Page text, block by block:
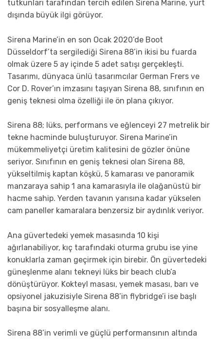
tutkunları tarafından tercih edilen Sirena Marine, yurt
dışında büyük ilgi görüyor.
Sirena Marine’in en son Ocak 2020’de Boot
Düsseldorf’ta sergilediği Sirena 88’in ikisi bu fuarda
olmak üzere 5 ay içinde 5 adet satışı gerçekleşti.
Tasarımı, dünyaca ünlü tasarımcılar German Frers ve
Cor D. Rover’ın imzasını taşıyan Sirena 88, sınıfının en
geniş teknesi olma özelliği ile ön plana çıkıyor.
Sirena 88; lüks, performans ve eğlenceyi 27 metrelik bir
tekne hacminde buluşturuyor. Sirena Marine’in
mükemmeliyetçi üretim kalitesini de gözler önüne
seriyor. Sınıfının en geniş teknesi olan Sirena 88,
yükseltilmiş kaptan köşkü, 5 kamarası ve panoramik
manzaraya sahip 1 ana kamarasıyla ile olağanüstü bir
hacme sahip. Yerden tavanın yarısına kadar yükselen
cam paneller kamaralara benzersiz bir aydınlık veriyor.
Ana güvertedeki yemek masasında 10 kişi
ağırlanabiliyor, kıç tarafındaki oturma grubu ise yine
konuklarla zaman geçirmek için birebir. Ön güvertedeki
güneşlenme alanı tekneyi lüks bir beach club’a
dönüştürüyor. Kokteyl masası, yemek masası, barı ve
opsiyonel jakuzisiyle Sirena 88’in flybridge’i ise başlı
başına bir sosyalleşme alanı.
Sirena 88’in verimli ve güçlü performansının altında